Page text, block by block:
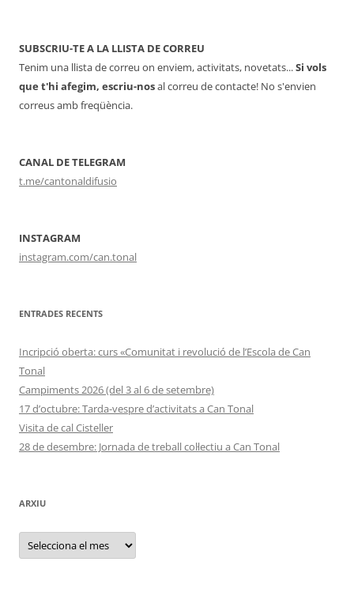
SUBSCRIU-TE A LA LLISTA DE CORREU
Tenim una llista de correu on enviem, activitats, novetats...Si vols
que t'hi afegim, escriu-nosal correu de contacte! No s'envien
correus amb freqüència.
CANAL DE TELEGRAM
t.me/cantonaldifusio
INSTAGRAM
instagram.com/can.tonal
ENTRADES RECENTS
Incripció oberta: curs «Comunitat i revolució de l’Escola de Can
Tonal
Campiments 2026 (del 3 al 6 de setembre)
17 d’octubre: Tarda-vespre d’activitats a Can Tonal
Visita de cal Cisteller
28 de desembre: Jornada de treball col·lectiu a Can Tonal
ARXIU
Arxiu